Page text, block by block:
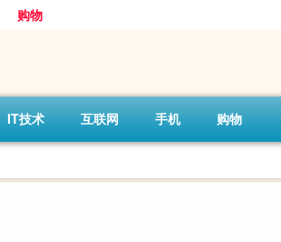
购物
IT技术 互联网 手机 购物